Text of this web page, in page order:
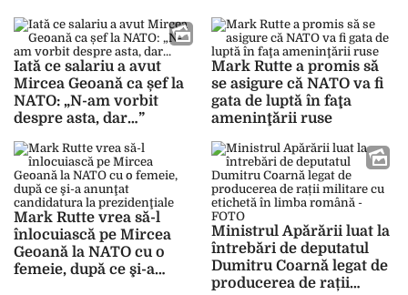
imposibile”
Iată ce salariu a avut
Mircea Geoană ca șef la
NATO: „N-am vorbit
despre asta, dar…”
Mark Rutte a promis să
se asigure că NATO va fi
gata de luptă în faţa
ameninţării ruse
Mark Rutte vrea să-l
înlocuiască pe Mircea
Geoană la NATO cu o
femeie, după ce şi-a
Ministrul Apărării luat la
întrebări de deputatul
Dumitru Coarnă legat de
producerea de rații